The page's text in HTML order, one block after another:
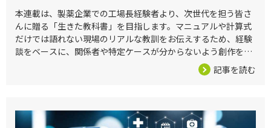
本連載は、製薬企業での工場長経験者より、次世代を担う皆さ
んに贈る「生きた教科書」を目指します。マニュアルや計算式
だけでは語れない現場のリアルな教訓をお伝えするため、経験
談をベースに、関係者や特定ケースが分からないよう創作を交
えた「読み物」としてお届けします。 また、本連載は異なるキ
記事を読む